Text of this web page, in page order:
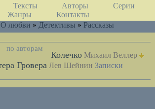
Тексты Авторы
Серии
Жанры
Контакты
О любви » Детективы » Рассказы
по авторам
Колечко Михаил Веллер
Гровера Лев Шейнин Записки